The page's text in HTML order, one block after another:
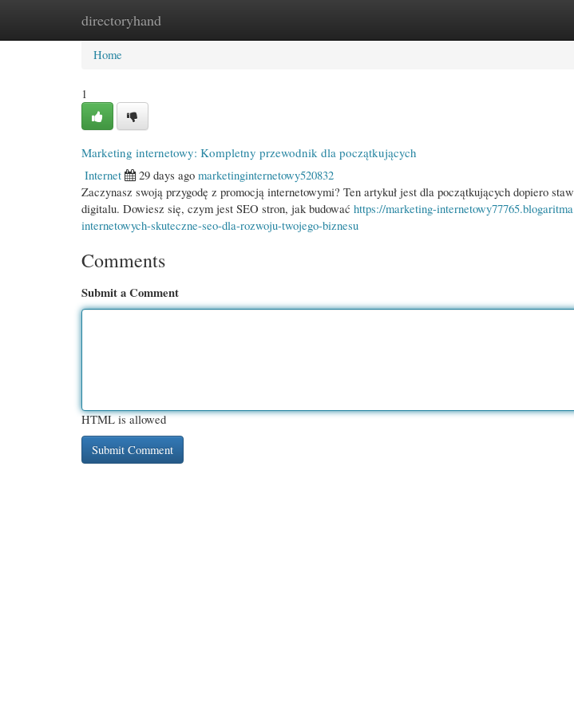
directoryhand
Home New Site Listings
Home
1
Marketing internetowy: Kompletny przewodnik dla początkujących
Internet
29 days ago marketinginternetowy520832
Zaczynasz swoją przygodę z promocją internetowymi? Ten artykuł jest dla początkujących dopiero
digitalu. Dowiesz się, czym jest SEO stron, jak budować https://marketing-
internetowych-skuteczne-seo-dla-rozwoju-twojego-biznesu
Comments
Submit a Comment
HTML is allowed